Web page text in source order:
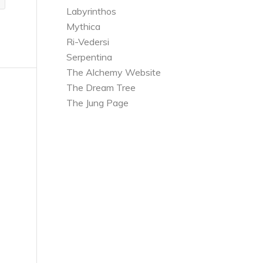
Labyrinthos
Mythica
Ri-Vedersi
Serpentina
The Alchemy Website
The Dream Tree
The Jung Page